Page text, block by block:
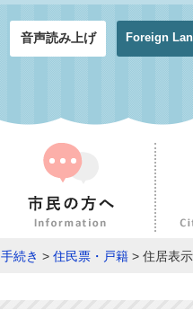
音声読み上げ Foreign
手続き > 住民票・戸籍 > 住居表示